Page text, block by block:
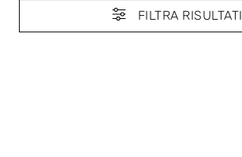
FILTRA RISULTATI